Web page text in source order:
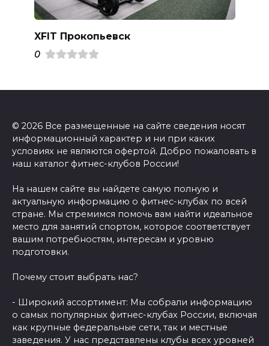
XFIT Прокопьевск
0
© 2026 Все размещенные на сайте сведения носят
информационный характер и ни при каких
условиях не являются офертой. Добро пожаловать в
наш каталог фитнес-клубов России!
На нашем сайте вы найдете самую полную и
актуальную информацию о фитнес-клубах по всей
стране. Мы стремимся помочь вам найти идеальное
место для занятий спортом, которое соответствует
вашим потребностям, интересам и уровню
подготовки.
Почему стоит выбрать нас?
- Широкий ассортимент: Мы собрали информацию
о самых популярных фитнес-клубах России, включая
как крупные федеральные сети, так и местные
заведения. У нас представлены клубы всех уровней